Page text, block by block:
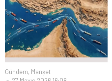
Gündem, Manşet